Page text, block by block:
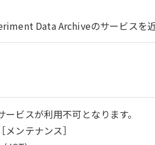
Data Archiveのサービスを
ビスが利用不可となります。
ンテナンス］